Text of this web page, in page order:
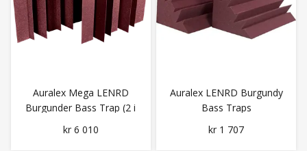
Auralex Mega LENRD
Burgunder Bass Trap (2 i
kr 6 010
Auralex LENRD Burgundy
Bass Traps
kr 1 707